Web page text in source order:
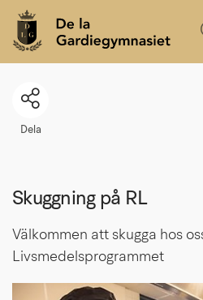
Dela
Skuggning på RL
Välkommen att skugga hos
Livsmedelsprogrammet